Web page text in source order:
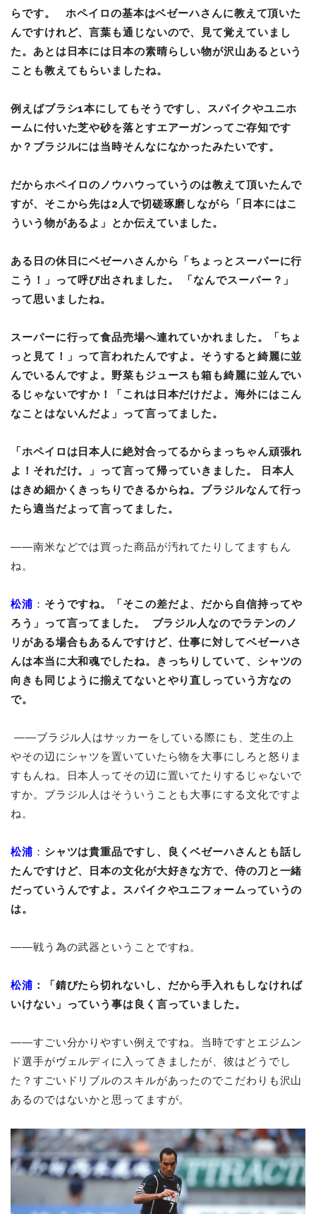
らです。 ホペイロの基本はベゼーハさんに教えて頂いた
んですけれど、言葉も通じないので、見て覚えていまし
た。あとは日本には日本の素晴らしい物が沢山あるという
ことも教えてもらいましたね。
例えばブラシ1本にしてもそうですし、スパイクやユニホ
ームに付いた芝や砂を落とすエアーガンってご存知です
か？ブラジルには当時そんなになかったみたいです。
だからホペイロのノウハウっていうのは教えて頂いたんで
すが、そこから先は2人で切磋琢磨しながら「日本にはこ
ういう物があるよ」とか伝えていました。
ある日の休日にベゼーハさんから「ちょっとスーパーに行
こう！」って呼び出されました。 「なんでスーパー？」
って思いましたね。
スーパーに行って食品売場へ連れていかれました。「ちょ
っと見て！」って言われたんですよ。そうすると綺麗に並
んでいるんですよ。野菜もジュースも箱も綺麗に並んでい
るじゃないですか！「これは日本だけだよ。海外にはこん
なことはないんだよ」って言ってました。
「ホペイロは日本人に絶対合ってるからまっちゃん頑張れ
よ！それだけ。」って言って帰っていきました。 日本人
はきめ細かくきっちりできるからね。ブラジルなんて行っ
たら適当だよって言ってました。
――南米などでは買った商品が汚れてたりしてますもん
ね。
松浦 ： そうですね。「そこの差だよ、だから自信持ってや
ろう」って言ってました。 ブラジル人なのでラテンのノ
リがある場合もあるんですけど、仕事に対してベゼーハさ
んは本当に大和魂でしたね。きっちりしていて、シャツの
向きも同じように揃えてないとやり直しっていう方なの
で。
――ブラジル人はサッカーをしている際にも、芝生の上
やその辺にシャツを置いていたら物を大事にしろと怒りま
すもんね。日本人ってその辺に置いてたりするじゃないで
すか。ブラジル人はそういうことも大事にする文化ですよ
ね。
松浦 ： シャツは貴重品ですし、良くベゼーハさんとも話し
たんですけど、日本の文化が大好きな方で、侍の刀と一緒
だっていうんですよ。スパイクやユニフォームっていうの
は。
――戦う為の武器ということですね。
松浦 ：「錆びたら切れないし、だから手入れもしなければ
いけない」っていう事は良く言っていました。
――すごい分かりやすい例えですね。当時ですとエジムン
ド選手がヴェルディに入ってきましたが、彼はどうでし
た？すごいドリブルのスキルがあったのでこだわりも沢山
あるのではないかと思ってますが。